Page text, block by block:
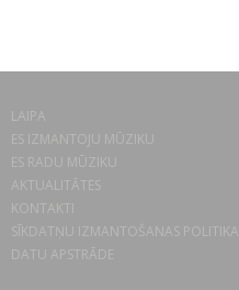
LAIPA
ES IZMANTOJU MŪZIKU
ES RADU MŪZIKU
AKTUALITĀTES
KONTAKTI
SĪKDATŅU IZMANTOŠANAS POLITIKA
DATU APSTRĀDE